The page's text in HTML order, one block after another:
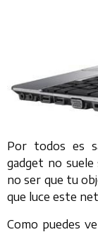
Por todos es
gadget no suele
no ser que tu
que luce este
Como puedes